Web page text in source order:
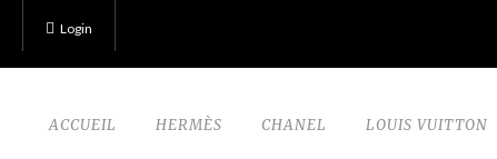
Login
ACCUEIL HERMÈS CHANEL LOUIS VUITTON